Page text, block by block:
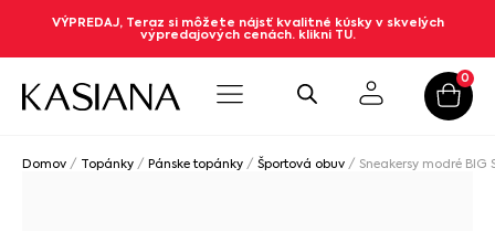
VÝPREDAJ, Teraz si môžete nájsť kvalitné kúsky v skvelých
výpredajových cenách. klikni TU.
0
Domov / Topánky / Pánske topánky / Športová obuv / Sneakersy modré BIG